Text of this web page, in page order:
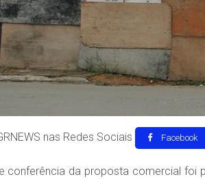
nas Redes Sociais Facebook
conferência da proposta comercial foi